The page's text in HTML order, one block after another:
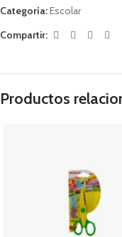
Categoría:Escolar
Compartir:
Productos